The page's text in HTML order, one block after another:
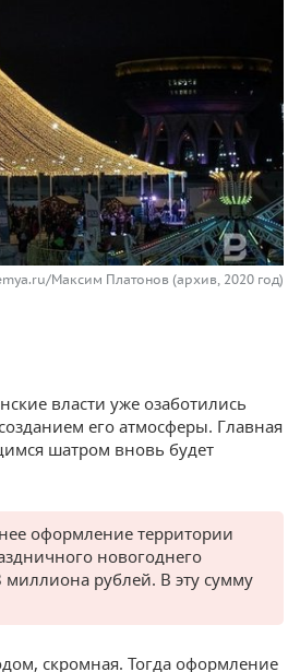
Максим Платонов (архив, 2020 год)
власти уже озаботились
его атмосферы. Главная
шатром вновь будет
оформление территории
новогоднего
миллиона рублей. В эту сумму
скромная. Тогда оформление